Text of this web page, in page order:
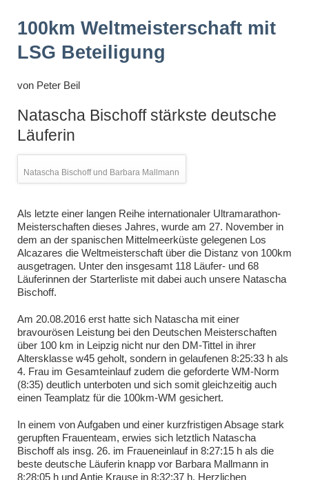
100km Weltmeisterschaft mit
LSG Beteiligung
von Peter Beil
Natascha Bischoff stärkste deutsche
Läuferin
Natascha Bischoff und Barbara Mallmann
Als letzte einer langen Reihe internationaler Ultramarathon-
Meisterschaften dieses Jahres, wurde am 27. November in
dem an der spanischen Mittelmeerküste gelegenen Los
Alcazares die Weltmeisterschaft über die Distanz von 100km
ausgetragen. Unter den insgesamt 118 Läufer- und 68
Läuferinnen der Starterliste mit dabei auch unsere Natascha
Bischoff.
Am 20.08.2016 erst hatte sich Natascha mit einer
bravourösen Leistung bei den Deutschen Meisterschaften
über 100 km in Leipzig nicht nur den DM-Tittel in ihrer
Altersklasse w45 geholt, sondern in gelaufenen 8:25:33 h als
4. Frau im Gesamteinlauf zudem die geforderte WM-Norm
(8:35) deutlich unterboten und sich somit gleichzeitig auch
einen Teamplatz für die 100km-WM gesichert.
In einem von Aufgaben und einer kurzfristigen Absage stark
gerupften Frauenteam, erwies sich letztlich Natascha
Bischoff als insg. 26. im Fraueneinlauf in 8:27:15 h als die
beste deutsche Läuferin knapp vor Barbara Mallmann in
8:28:05 h und Antje Krause in 8:32:37 h. Herzlichen